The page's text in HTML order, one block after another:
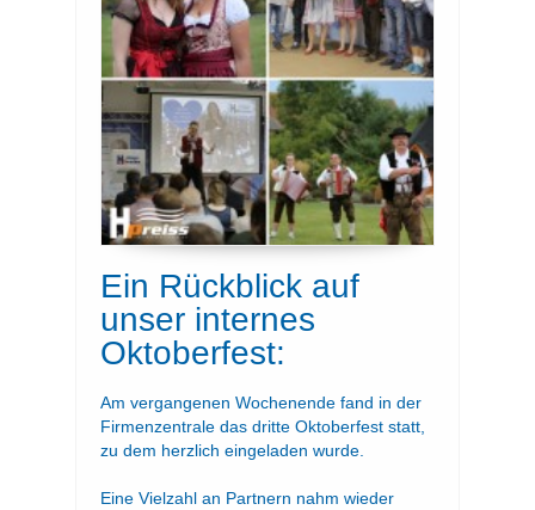
Ein Rückblick auf
unser internes
Oktoberfest:
Am vergangenen Wochenende fand in der
Firmenzentrale das dritte Oktoberfest statt,
zu dem herzlich eingeladen wurde.
Eine Vielzahl an Partnern nahm wieder